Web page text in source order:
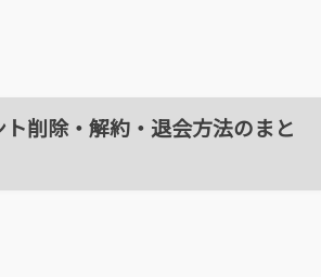
削除・解約・退会方法のまと